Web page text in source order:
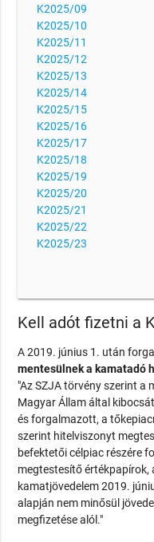
K2025/09
K2025/10
K2025/11
K2025/12
K2025/13
K2025/14
K2025/15
K2025/16
K2025/17
K2025/18
K2025/19
K2025/20
K2025/21
K2025/22
K2025/23
Kell adót fizetni a
A 2019. június 1. után
mentesülnek a kamatadó
"Az SZJA törvény szerint a
Magyar Állam által
és forgalmazott, a
szerint hitelviszonyt
befektetői célpiac részére
megtestesítő értékpapírok,
kamatjövedelem 2019.
alapján nem minősül
megfizetése alól."